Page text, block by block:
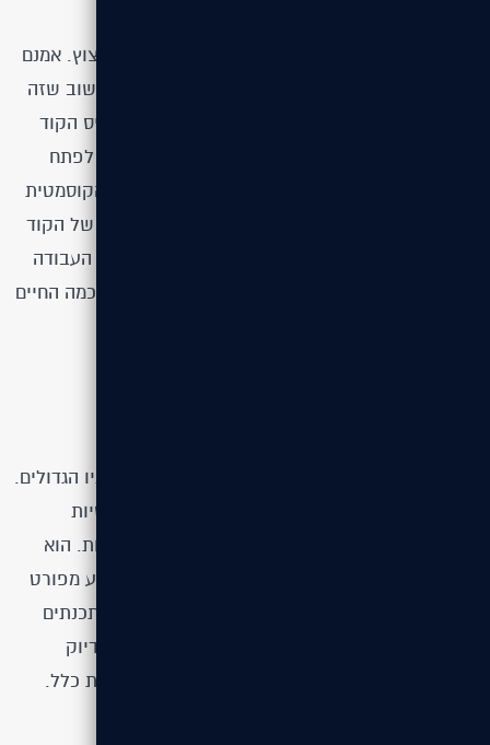
שילוב קוד PHP וטקסט עלול להיות משענת קנה רצוץ. אמנם
בפעמים הראשונות שתעשו את זה אתם עלולים לחשוב שזה
כיף לחבר PHP עם HTML, אך מהר מאד תגלו שבסיס הקוד
שלכם הפך לבלגן מאורגן. מתכנתים רציניים יודעים לפתח
מבנים ארכיטקטוניים נכונים ולהפריד את השכבה הקוסמטית
מהשכנה הלוגית. זוהי טכניקה שמקלה על הקריאה של הקוד
ומשפרת את היכולת לתפעל אותו בהמשך. סביבות העבודה
שרצות על Node.js נבנו על ידי מתכנתים שיודעים כמה החיים
PHP ידוע בכך שהוא קוד פשוט וזהו אחד מיתרונותיו הגדולים.
אפשר להגדיר אותו בסך הכל ככמה פונקציות בסיסיות
ומשתנות שמאפשרות "לשחק" עם שאילתות ולולאות. הוא
שכבה דקה שלא עושה יותר מדי מלבד העברת מידע מפורט
80 לדאטאבייס ובחזרה. זו המטרה שלו. לא מעט מתכנתים
ומפתחים יסכימו עם האמירה ש-PHP הוא מסובך בדיוק
במידה המדויקת לעבודה שלא צריכה להיות מסובכת כלל.